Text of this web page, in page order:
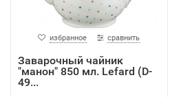
избранное сравнить
Заварочный чайник
"манон" 850 мл. Lefard (D-
49...